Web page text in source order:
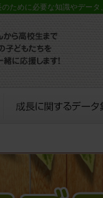
ために必要な知識やデー